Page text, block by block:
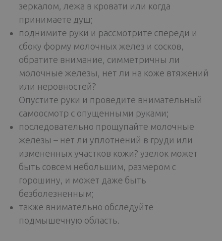
зеркалом, лежа в кровати или когда
принимаете душ;
поднимите руки и рассмотрите спереди и
сбоку форму молочных желез и сосков,
обратите внимание, симметричны ли
молочные железы, нет ли на коже втяжений
или неровностей?
Опустите руки и проведите внимательный
самоосмотр с опущенными руками;
последовательно прощупайте молочные
железы – нет ли уплотнений в груди или
измененных участков кожи? узелок может
быть совсем небольшим, размером с
горошину, и может даже быть
безболезненным;
также внимательно обследуйте
подмышечную область.